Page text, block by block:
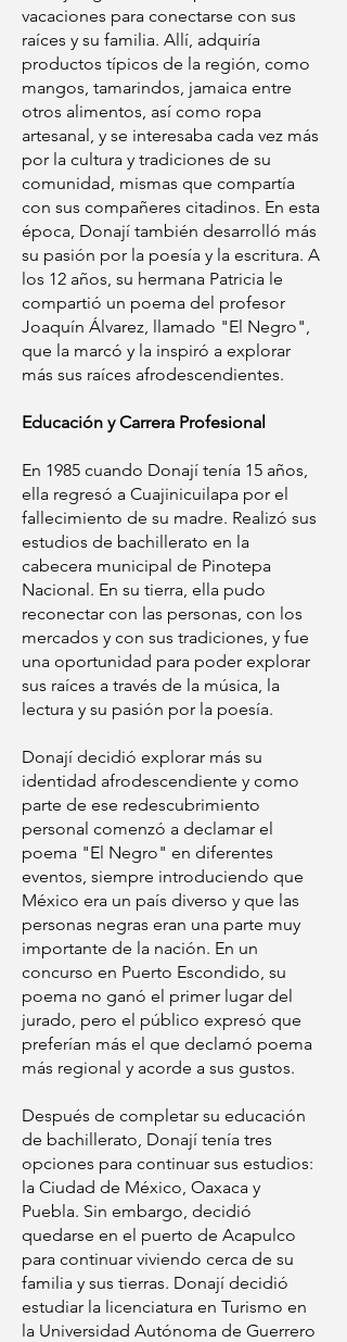
vacaciones para conectarse con sus
raíces y su familia. Allí, adquiría
productos típicos de la región, como
mangos, tamarindos, jamaica entre
otros alimentos, así como ropa
artesanal, y se interesaba cada vez más
por la cultura y tradiciones de su
comunidad, mismas que compartía
con sus compañeres citadinos. En esta
época, Donají también desarrolló más
su pasión por la poesía y la escritura. A
los 12 años, su hermana Patricia le
compartió un poema del profesor
Joaquín Álvarez, llamado "El Negro",
que la marcó y la inspiró a explorar
más sus raíces afrodescendientes.
Educación y Carrera Profesional
En 1985 cuando Donají tenía 15 años,
ella regresó a Cuajinicuilapa por el
fallecimiento de su madre. Realizó sus
estudios de bachillerato en la
cabecera municipal de Pinotepa
Nacional. En su tierra, ella pudo
reconectar con las personas, con los
mercados y con sus tradiciones, y fue
una oportunidad para poder explorar
sus raíces a través de la música, la
lectura y su pasión por la poesía.
Donají decidió explorar más su
identidad afrodescendiente y como
parte de ese redescubrimiento
personal comenzó a declamar el
poema "El Negro" en diferentes
eventos, siempre introduciendo que
México era un país diverso y que las
personas negras eran una parte muy
importante de la nación. En un
concurso en Puerto Escondido, su
poema no ganó el primer lugar del
jurado, pero el público expresó que
preferían más el que declamó poema
más regional y acorde a sus gustos.
Después de completar su educación
de bachillerato, Donají tenía tres
opciones para continuar sus estudios:
la Ciudad de México, Oaxaca y
Puebla. Sin embargo, decidió
quedarse en el puerto de Acapulco
para continuar viviendo cerca de su
familia y sus tierras. Donají decidió
estudiar la licenciatura en Turismo en
la Universidad Autónoma de Guerrero